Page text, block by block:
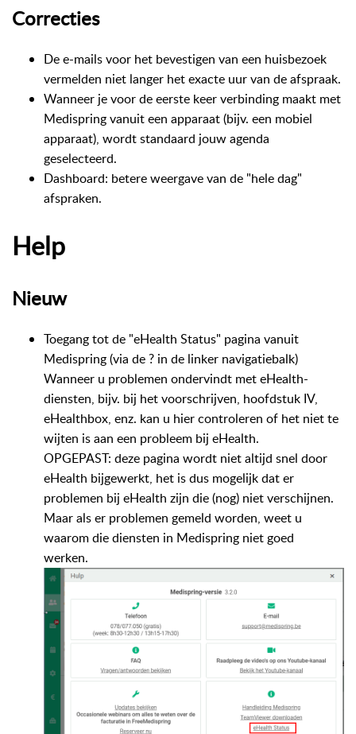
Correcties
De e-mails voor het bevestigen van een huisbezoek
vermelden niet langer het exacte uur van de afspraak.
Wanneer je voor de eerste keer verbinding maakt met
Medispring vanuit een apparaat (bijv. een mobiel
apparaat), wordt standaard jouw agenda
geselecteerd.
Dashboard: betere weergave van de "hele dag"
afspraken.
Help
Nieuw
Toegang tot de "eHealth Status" pagina vanuit
Medispring (via de ? in de linker navigatiebalk)
Wanneer u problemen ondervindt met eHealth-
diensten, bijv. bij het voorschrijven, hoofdstuk IV,
eHealthbox, enz. kan u hier controleren of het niet te
wijten is aan een probleem bij eHealth.
OPGEPAST: deze pagina wordt niet altijd snel door
eHealth bijgewerkt, het is dus mogelijk dat er
problemen bij eHealth zijn die (nog) niet verschijnen.
Maar als er problemen gemeld worden, weet u
waarom die diensten in Medispring niet goed
werken.